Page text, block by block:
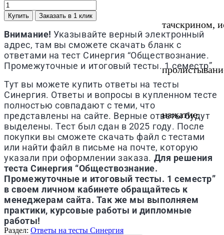
тачскрином,
нажатие.
Купить Заказать в 1 клик
Внимание! Указывайте верный электронный
адрес, там вы сможете скачать бланк с
ответами на тест Синергия “Обществознание.
Промежуточные и итоговый тесты. 1 семестр”.
Тут вы можете купить ответы на тесты
Синергия. Ответы и вопросы в купленном тесте
полностью совпадают с теми, что
представлены на сайте. Верные ответы будут
выделены. Тест был сдан в 2025 году. После
покупки вы сможете скачать файл с тестами
или найти файл в письме на почте, которую
указали при оформлении заказа. Для решения
теста Синергия “Обществознание.
Промежуточные и итоговый тесты. 1 семестр”
в своем личном кабинете обращайтесь к
менеджерам сайта. Так же мы выполняем
практики, курсовые работы и дипломные
работы!
Раздел: Ответы на тесты Синергия